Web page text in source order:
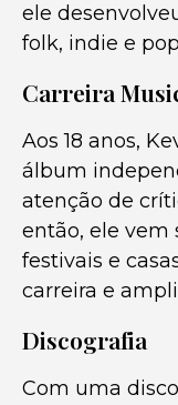
ele
folk, indie e
Carreira
Aos 18 anos,
álbum
atenção de
então, ele vem
festivais e
carreira e
Discografia
Com uma